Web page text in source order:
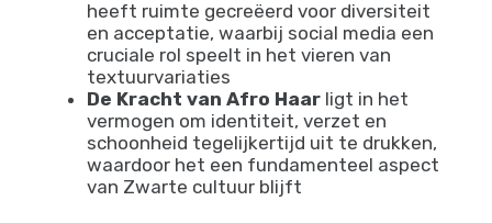
heeft ruimte gecreëerd voor diversiteit
en acceptatie, waarbij social media een
cruciale rol speelt in het vieren van
textuurvariaties
De Kracht van Afro Haar ligt in het
vermogen om identiteit, verzet en
schoonheid tegelijkertijd uit te drukken,
waardoor het een fundamenteel aspect
van Zwarte cultuur blijft